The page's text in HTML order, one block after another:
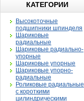
КАТЕГОРИИ
Высокоточные
подшипники шпинделя
Шариковые
радиальные
Шариковые радиально-
упорные
Шариковые упорные
Шариковые упорно-
радиальные
Роликовые радиальные
с короткими
цилиндрическими